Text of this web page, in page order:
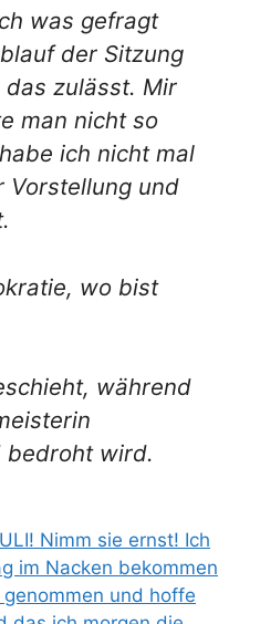
was gefragt
der Sitzung
zulässt. Mir
man nicht so
ich nicht mal
Vorstellung und
wo bist
während
bedroht wird.